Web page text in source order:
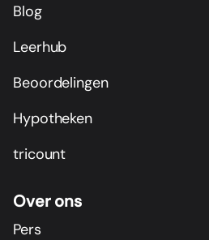
Blog
Leerhub
Beoordelingen
Hypotheken
tricount
Over ons
Pers